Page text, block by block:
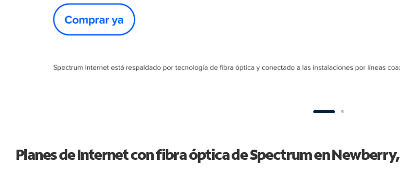
Planes de Internet con fibra óptica de Spectrum en Newberry,